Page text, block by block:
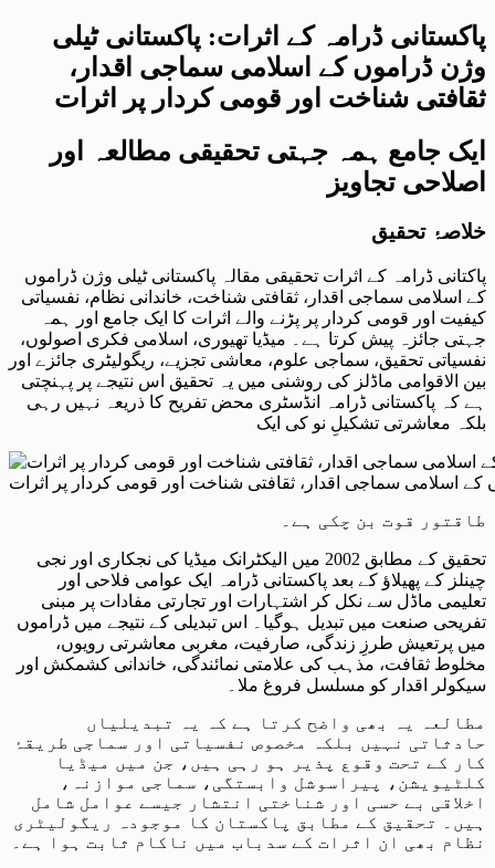
وژن ڈراموں کے اسلامی سماجی اقدار،
ثقافتی شناخت اور قومی کردار پر اثرات
ایک جامع ہمہ جہتی تحقیقی مطالعہ اور
اصلاحی تجاویز
خلاصۂ تحقیق
کے اسلامی سماجی اقدار، ثقافتی شناخت، خاندانی نظام، نفسیاتی
کیفیت اور قومی کردار پر پڑنے والے اثرات کا ایک جامع اور ہمہ
جہتی جائزہ پیش کرتا ہے۔ میڈیا تھیوری، اسلامی فکری اصولوں،
نفسیاتی تحقیق، سماجی علوم، معاشی تجزیے، ریگولیٹری جائزے اور
بین الاقوامی ماڈلز کی روشنی میں یہ تحقیق اس نتیجے پر پہنچتی
ہے کہ پاکستانی ڈرامہ انڈسٹری محض تفریح کا ذریعہ نہیں رہی
بلکہ معاشرتی تشکیلِ نو کی ایک
کے اسلامی سماجی اقدار، ثقافتی شناخت اور قومی کردار پر اثرات
طاقتور قوت بن چکی ہے۔
تحقیق کے مطابق 2002 میں الیکٹرانک میڈیا کی نجکاری اور نجی
چینلز کے پھیلاؤ کے بعد پاکستانی ڈرامہ ایک عوامی فلاحی اور
تعلیمی ماڈل سے نکل کر اشتہارات اور تجارتی مفادات پر مبنی
تفریحی صنعت میں تبدیل ہوگیا۔ اس تبدیلی کے نتیجے میں ڈراموں
میں پرتعیش طرزِ زندگی، صارفیت، مغربی معاشرتی رویوں،
مخلوط ثقافت، مذہب کی علامتی نمائندگی، خاندانی کشمکش اور
سیکولر اقدار کو مسلسل فروغ ملا۔
مطالعہ یہ بھی واضح کرتا ہے کہ یہ تبدیلیاں
حادثاتی نہیں بلکہ مخصوص نفسیاتی اور سماجی طریقۂ
کار کے تحت وقوع پذیر ہو رہی ہیں، جن میں میڈیا
کلٹیویشن، پیراسوشل وابستگی، سماجی موازنہ،
اخلاقی بے حسی اور شناختی انتشار جیسے عوامل شامل
ہیں۔ تحقیق کے مطابق پاکستان کا موجودہ ریگولیٹری
نظام بھی ان اثرات کے سدباب میں ناکام ثابت ہوا ہے۔